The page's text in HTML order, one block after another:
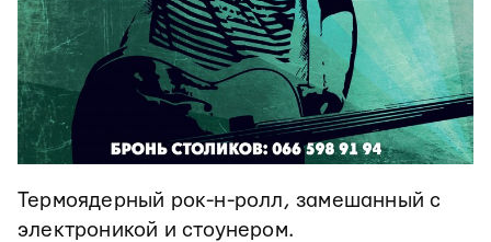
Термоядерный рок-н-ролл, замешанный с
электроникой и стоунером.